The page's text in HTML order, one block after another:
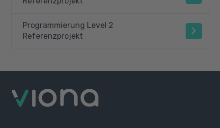
Programmierung Level 2
Referenzprojekt